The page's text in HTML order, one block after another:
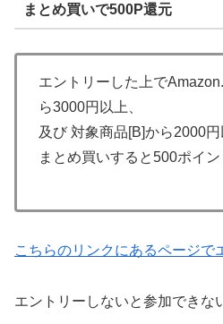
まとめ買いで500P還元
エントリーした上で
ら3000円以上、
及び 対象商品[B]から2000
まとめ買いすると500ポイン
こちらのリンクにあるページで
エントリーしないと参加できな